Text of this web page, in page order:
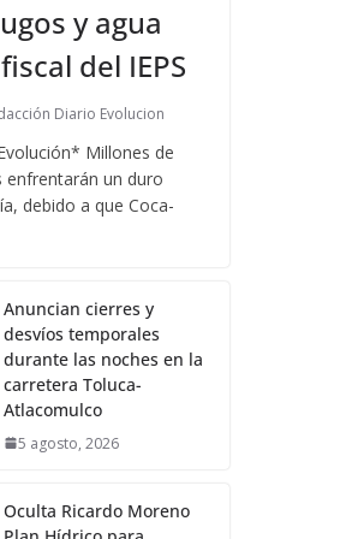
y agua
del IEPS
Diario Evolucion
Millones de
enfrentarán un duro
debido a que Coca-
Anuncian cierres y
desvíos temporales
durante las noches en la
carretera Toluca-
Atlacomulco
5 agosto, 2026
Oculta Ricardo Moreno